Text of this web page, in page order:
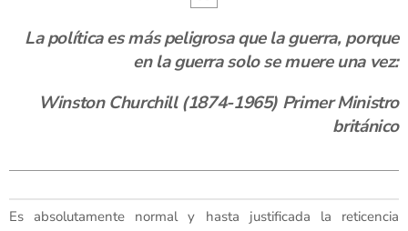
La política es más peligrosa que la guerra, porque
en la guerra solo se muere una vez:
Winston Churchill (1874-1965) Primer Ministro
británico
Es absolutamente normal y hasta justificada la reticencia